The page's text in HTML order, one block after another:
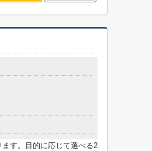
す。目的に応じて選べる2